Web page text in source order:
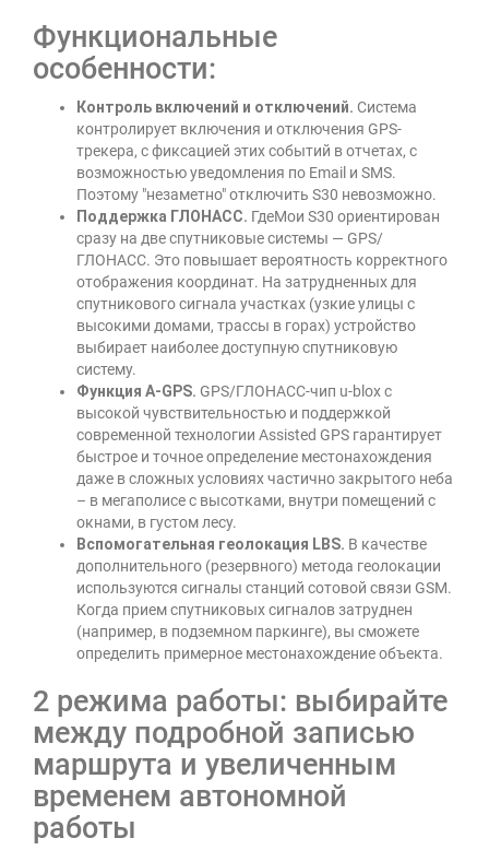
Функциональные
особенности:
Контроль включений и отключений. Система
контролирует включения и отключения GPS-
трекера, с фиксацией этих событий в отчетах, с
возможностью уведомления по Email и SMS.
Поэтому "незаметно" отключить S30 невозможно.
Поддержка ГЛОНАСС. ГдеМои S30 ориентирован
сразу на две спутниковые системы — GPS/
ГЛОНАСС. Это повышает вероятность корректного
отображения координат. На затрудненных для
спутникового сигнала участках (узкие улицы с
высокими домами, трассы в горах) устройство
выбирает наиболее доступную спутниковую
систему.
Функция A-GPS. GPS/ГЛОНАСС-чип u-blox с
высокой чувствительностью и поддержкой
современной технологии Assisted GPS гарантирует
быстрое и точное определение местонахождения
даже в сложных условиях частично закрытого неба
– в мегаполисе с высотками, внутри помещений с
окнами, в густом лесу.
Вспомогательная геолокация LBS. В качестве
дополнительного (резервного) метода геолокации
используются сигналы станций сотовой связи GSM.
Когда прием спутниковых сигналов затруднен
(например, в подземном паркинге), вы сможете
определить примерное местонахождение объекта.
2 режима работы: выбирайте
между подробной записью
маршрута и увеличенным
временем автономной
работы